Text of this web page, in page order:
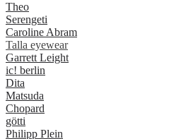
Theo
Serengeti
Caroline Abram
Talla eyewear
Garrett Leight
ic! berlin
Dita
Matsuda
Chopard
götti
Philipp Plein